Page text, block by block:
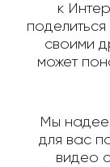
к
своими
может
Мы
для вас
видео